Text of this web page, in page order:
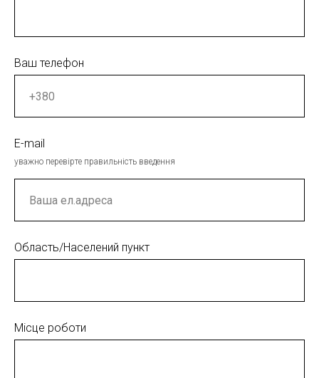
Ваш телефон
E-mail
уважно перевірте правильність введення
Область/Населений пункт
Місце роботи